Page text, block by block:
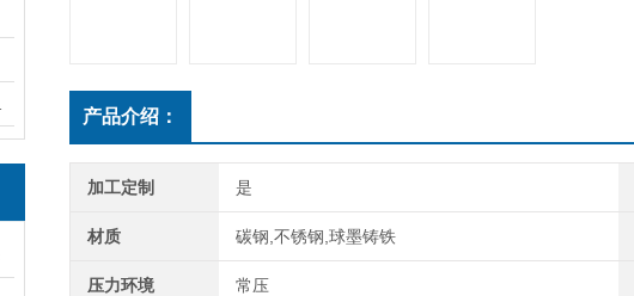
产品介绍：
加工定制 是
材质 碳钢,不锈钢,球墨铸铁
压力环境 常压